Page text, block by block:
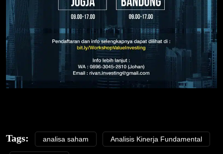
Tags: analisa saham Analisis Kinerja Fundamental